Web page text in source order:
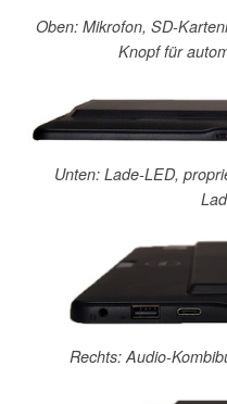
Oben: Mikrofon, SD-
Knopf für
Unten: Lade-LED,
Rechts: Audio-